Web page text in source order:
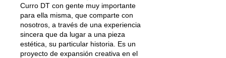
Curro DT con gente muy importante
para ella misma, que comparte con
nosotros, a través de una experiencia
sincera que da lugar a una pieza
estética, su particular historia. Es un
proyecto de expansión creativa en el